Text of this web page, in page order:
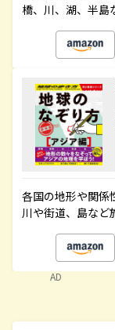
橋、川、湖、半島
各国の地形や関係
川や街道、島など
AD